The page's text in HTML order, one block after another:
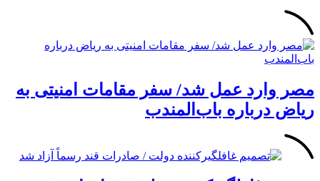
مصر وارد عمل شد/ سفر مقامات امنیتی به
ریاض درباره باب‌المندب